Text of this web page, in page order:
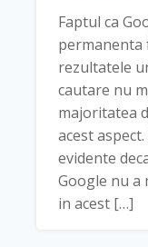
Faptul ca
permanenta
rezultatele
cautare nu
majoritatea
acest
evidente
Google nu a
in acest […]